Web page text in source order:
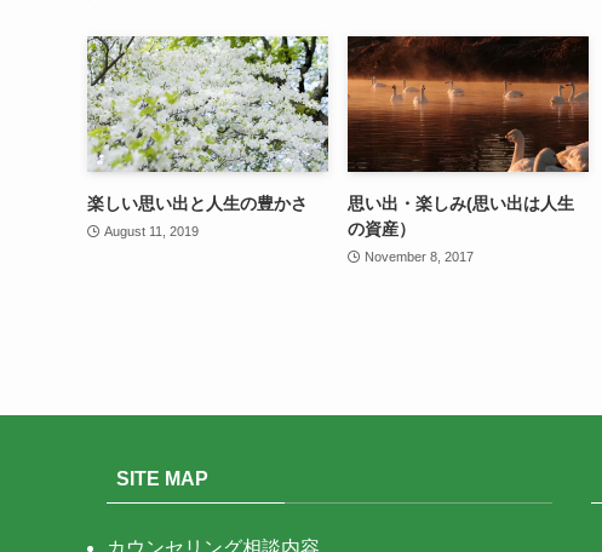
楽しい思い出と人生の豊かさ
August 11, 2019
思い出・楽しみ(思い出は人生
の資産）
November 8, 2017
SITE MAP